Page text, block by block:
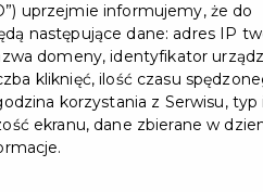
uprzejmie informujemy, że do
następujące dane: adres IP
domeny, identyfikator
kliknięć, ilość czasu
korzystania z Serwisu, typ
ekranu, dane zbierane w